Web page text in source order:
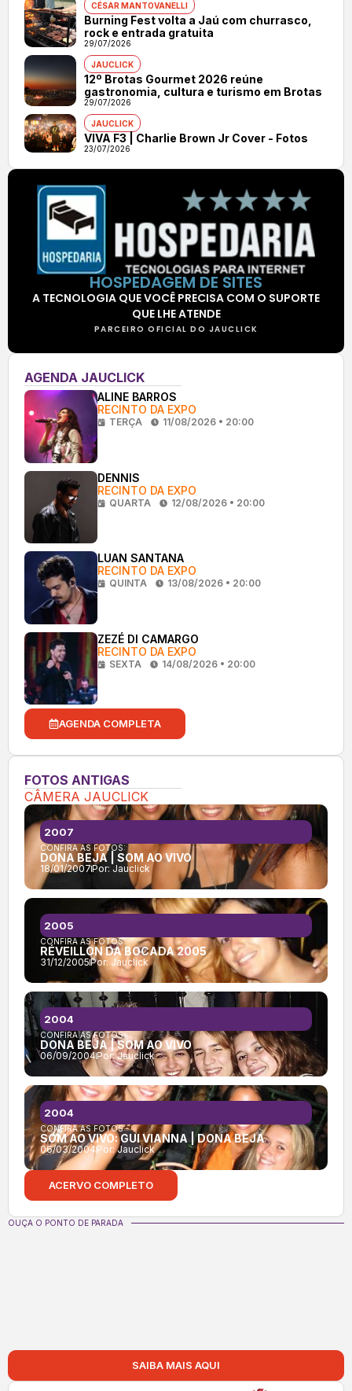
CÉSAR MANTOVANELLI
Burning Fest volta a Jaú com churrasco,
rock e entrada gratuita
29/07/2026
JAUCLICK
12º Brotas Gourmet 2026 reúne
gastronomia, cultura e turismo em Brotas
29/07/2026
JAUCLICK
VIVA F3 | Charlie Brown Jr Cover - Fotos
23/07/2026
HOSPEDAGEM DE SITES
A TECNOLOGIA QUE VOCÊ PRECISA COM O SUPORTE
QUE LHE ATENDE
PARCEIRO OFICIAL DO JAUCLICK
AGENDA JAUCLICK
ALINE BARROS
RECINTO DA EXPO
TERÇA 11/08/2026 • 20:00
DENNIS
RECINTO DA EXPO
QUARTA 12/08/2026 • 20:00
LUAN SANTANA
RECINTO DA EXPO
QUINTA 13/08/2026 • 20:00
ZEZÉ DI CAMARGO
RECINTO DA EXPO
SEXTA 14/08/2026 • 20:00
AGENDA COMPLETA
FOTOS ANTIGAS
CÂMERA JAUCLICK
CONFIRA AS FOTOS:
DONA BEJA | SOM AO VIVO
18/01/2007Por: Jauclick
2007
CONFIRA AS FOTOS:
RÉVEILLON DA BOCADA 2005
31/12/2005Por: Jauclick
2005
CONFIRA AS FOTOS:
DONA BEJA | SOM AO VIVO
06/09/2004Por:Jauclick
2004
CONFIRA AS FOTOS:
SOM AO VIVO: GUI VIANNA | DONA BEJA
06/03/2004Por:Jauclick
2004
ACERVO COMPLETO
OUÇA O PONTO DE PARADA
SAIBA MAIS AQUI